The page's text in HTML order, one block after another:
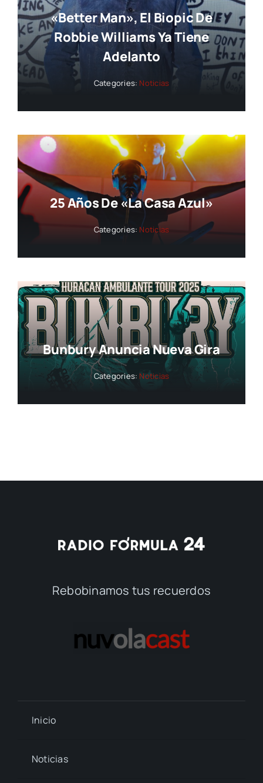
«Better Man», El Biopic De
Robbie Williams Ya Tiene
Adelanto
Categories: Noticias
25 Años De «La Casa Azul»
Categories: Noticias
Bunbury Anuncia Nueva Gira
Categories: Noticias
Rebobinamos tus recuerdos
Inicio
Noticias